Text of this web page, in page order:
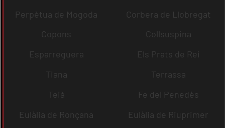
Perpètua de Mogoda
Corbera de Llobregat
Copons
Collsuspina
Esparreguera
Els Prats de Rei
Tiana
Terrassa
Teià
Fe del Penedès
Eulàlia de Ronçana
Eulàlia de Riuprimer